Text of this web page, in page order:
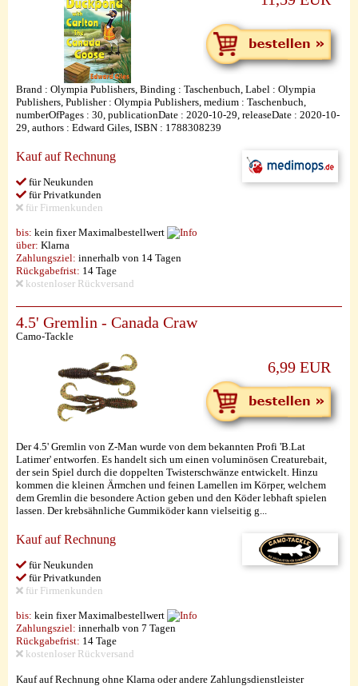
Brand : Olympia Publishers, Binding : Taschenbuch, Label : Olympia
Publishers, Publisher : Olympia Publishers, medium : Taschenbuch,
numberOfPages : 30, publicationDate : 2020-10-29, releaseDate : 2020-10-
29, authors : Edward Giles, ISBN : 1788308239
Kauf auf Rechnung
für Neukunden
für Privatkunden
für Firmenkunden
bis: kein fixer Maximalbestellwert
über: Klarna
Zahlungsziel: innerhalb von 14 Tagen
Rückgabefrist: 14 Tage
kostenloser Rückversand
4.5' Gremlin - Canada Craw
Camo-Tackle
6,99 EUR
Der 4.5' Gremlin von Z-Man wurde von dem bekannten Profi 'B.Lat
Latimer' entworfen. Es handelt sich um einen voluminösen Creaturebait,
der sein Spiel durch die doppelten Twisterschwänze entwickelt. Hinzu
kommen die kleinen Ärmchen und feinen Lamellen im Körper, welchem
dem Gremlin die besondere Action geben und den Köder lebhaft spielen
lassen. Der krebsähnliche Gummiköder kann vielseitig g...
Kauf auf Rechnung
für Neukunden
für Privatkunden
für Firmenkunden
bis: kein fixer Maximalbestellwert
Zahlungsziel: innerhalb von 7 Tagen
Rückgabefrist: 14 Tage
kostenloser Rückversand
Kauf auf Rechnung ohne Klarna oder andere Zahlungsdienstleister